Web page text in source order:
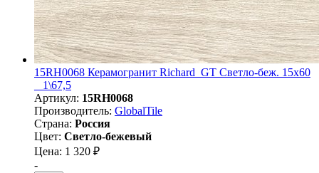
15RH0068 Керамогранит Richard_GT Светло-беж. 15x60
_ 1\67,5
Артикул: 15RH0068
Производитель: GlobalTile
Страна: Россия
Цвет: Светло-бежевый
Цена: 1 320 ₽
-